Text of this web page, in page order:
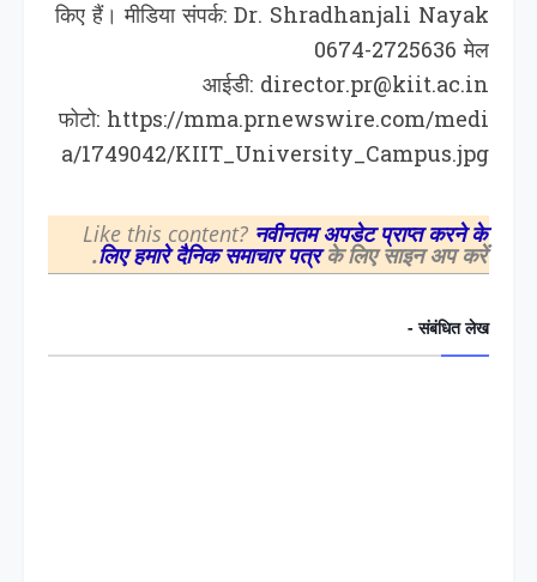
किए हैं। मीडिया संपर्क: Dr. Shradhanjali Nayak
0674-2725636 मेल
आईडी: director.pr@kiit.ac.in
फोटो: https://mma.prnewswire.com/medi
a/1749042/KIIT_University_Campus.jpg
Like this content? नवीनतम अपडेट प्राप्त करने के
लिए हमारे दैनिक समाचार पत्रके लिए साइन अप करें.
संबंधित लेख -